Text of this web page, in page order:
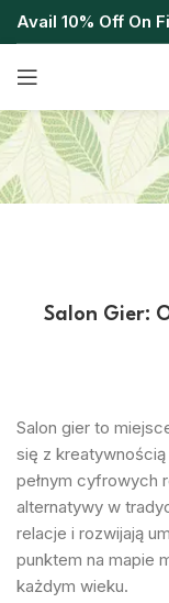
Avail 10% Off On
Salon Gier:
Salon gier to
się z
pełnym cyfrowych
alternatywy w
relacje i rozwijają
punktem na mapie
każdym wieku.